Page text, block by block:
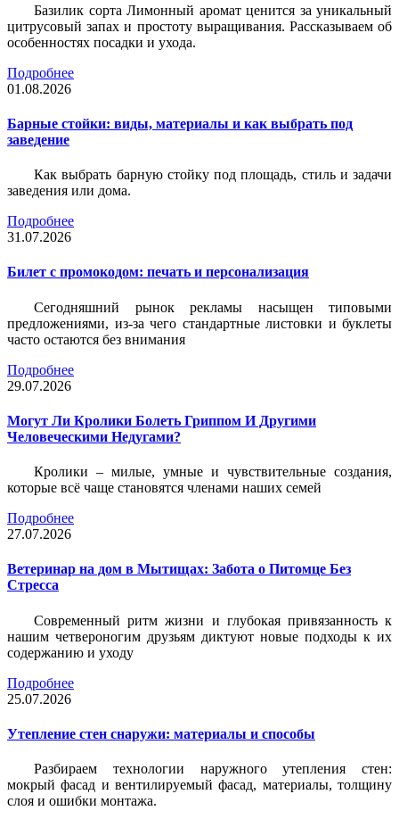
Базилик сорта Лимонный аромат ценится за уникальный
цитрусовый запах и простоту выращивания. Рассказываем об
особенностях посадки и ухода.
Подробнее
01.08.2026
Барные стойки: виды, материалы и как выбрать под
заведение
Как выбрать барную стойку под площадь, стиль и задачи
заведения или дома.
Подробнее
31.07.2026
Билет c промокодом: печать и персонализация
Сегодняшний рынок рекламы насыщен типовыми
предложениями, из-за чего стандартные листовки и буклеты
часто остаются без внимания
Подробнее
29.07.2026
Могут Ли Кролики Болеть Гриппом И Другими
Человеческими Недугами?
Кролики – милые, умные и чувствительные создания,
которые всё чаще становятся членами наших семей
Подробнее
27.07.2026
Ветеринар на дом в Мытищах: Забота о Питомце Без
Стресса
Современный ритм жизни и глубокая привязанность к
нашим четвероногим друзьям диктуют новые подходы к их
содержанию и уходу
Подробнее
25.07.2026
Утепление стен снаружи: материалы и способы
Разбираем технологии наружного утепления стен:
мокрый фасад и вентилируемый фасад, материалы, толщину
слоя и ошибки монтажа.